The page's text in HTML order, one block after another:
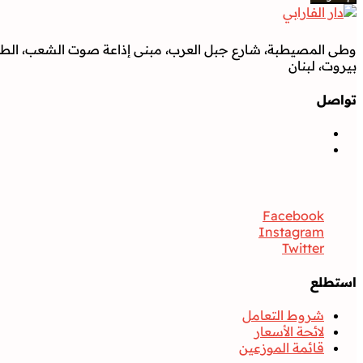
وطى المصيطبة، شارع جبل العرب، مبنى إذاعة صوت الشعب،
بيروت، لبنان
تواصل
Facebook
Instagram
Twitter
استطلع
شروط التعامل
لائحة الأسعار
قائمة الموزعين